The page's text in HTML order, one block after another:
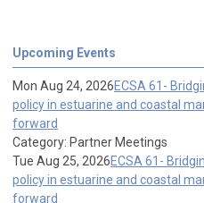
Upcoming Events
Mon Aug 24, 2026ECSA 61-
policy in estuarine and coastal
forward
Category: Partner Meetings
Tue Aug 25, 2026ECSA 61-
policy in estuarine and coastal
forward